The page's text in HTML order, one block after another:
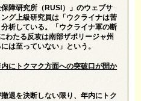
障研究所（RUSI）」のウェブサ
グ上級研究員は「ウクライナは苦
析している。「ウクライナ軍の断
わたる反攻は南部ザポリージャ州
は至っていない」という。
にトクマク方面への突破口が開か
退を決断しない限り、年内にトク